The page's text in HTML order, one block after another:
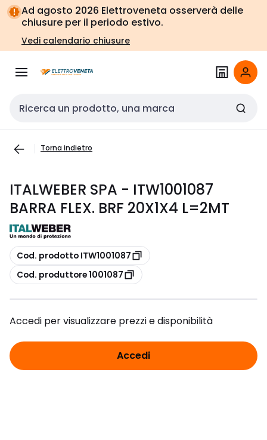
Vai alla
navigazione
Vai
alla
pagina
Ad agosto 2026 Elettroveneta osserverà delle
chiusure per il periodo estivo.
Vedi calendario chiusure
Cerca input
Torna indietro
ITALWEBER SPA - ITW1001087
BARRA FLEX. BRF 20X1X4 L=2MT
copia
Cod. prodotto ITW1001087
copia
Cod. produttore 1001087
Accedi per visualizzare prezzi e disponibilità
Accedi